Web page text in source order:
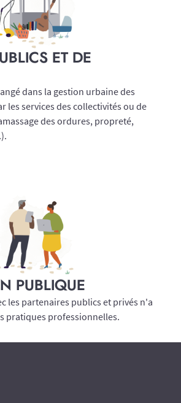
ET DE
dans la gestion urbaine des
les services des collectivités ou de
des ordures, propreté,
PUBLIQUE
les partenaires publics et privés n'a
pratiques professionnelles.